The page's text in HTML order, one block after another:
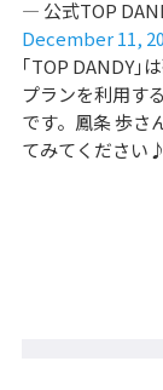
— 公式TOP
December 11,
｢TOP DANDY｣
プランを利用す
です。鳳条 歩さ
てみてください♪